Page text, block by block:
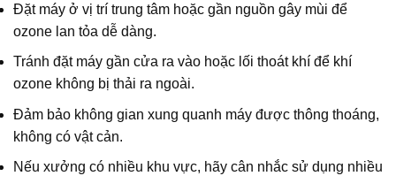
Đặt máy ở vị trí trung tâm hoặc gần nguồn gây mùi để
ozone lan tỏa dễ dàng.
Tránh đặt máy gần cửa ra vào hoặc lối thoát khí để khí
ozone không bị thải ra ngoài.
Đảm bảo không gian xung quanh máy được thông thoáng,
không có vật cản.
Nếu xưởng có nhiều khu vực, hãy cân nhắc sử dụng nhiều